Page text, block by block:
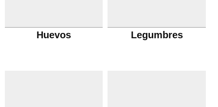
Huevos Legumbres